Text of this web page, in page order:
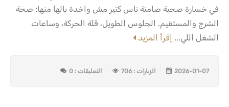
في خسارة صحية صامتة ناس كتير مش واخدة بالها منها: صحة
الشرج والمستقيم. الجلوس الطويل، قلة الحركة، وساعات
الشغل اللي... إقرأ المزيد
2026-01-07 الزيارات : 706 التعليقات : 0